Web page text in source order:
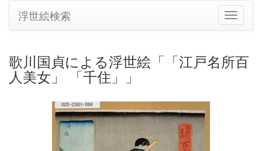
ナ
ビ
シ
浮世絵検索
歌川国貞による浮世絵「「江戸名所百
人美女」 「千住」」